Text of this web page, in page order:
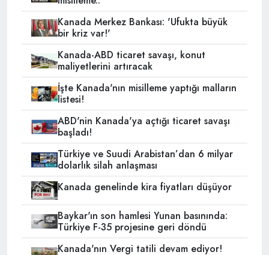
Kanada Merkez Bankası: 'Ufukta büyük
bir kriz var!'
Kanada-ABD ticaret savaşı, konut
maliyetlerini artıracak
İşte Kanada'nın misilleme yaptığı malların
listesi!
ABD'nin Kanada'ya açtığı ticaret savaşı
başladı!
Türkiye ve Suudi Arabistan’dan 6 milyar
dolarlık silah anlaşması
Kanada genelinde kira fiyatları düşüyor
Baykar'ın son hamlesi Yunan basınında:
Türkiye F-35 projesine geri döndü
Kanada'nın Vergi tatili devam ediyor!